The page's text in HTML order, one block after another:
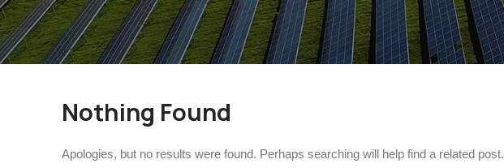
Nothing Found
Apologies, but no results were found. Perhaps searching will help find a related post.